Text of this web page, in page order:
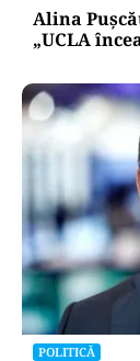
Alina
„UCLA
POLITICĂ